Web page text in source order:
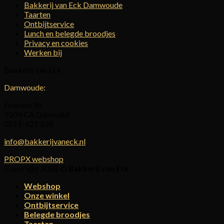
Bakkerij van Eck Damwoude
Taarten
Ontbijtservice
Lunch en belegde broodjes
Privacy en cookies
Werken bij
Damwoude:
info@bakkerijvaneck.nl
PROPX webshop
Webshop
Onze winkel
Ontbijtservice
Belegde broodjes